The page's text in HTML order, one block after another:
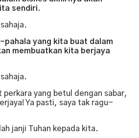
sendiri.
pahala yang kita buat dalam
membuatkan kita berjaya
perkara yang betul dengan sabar,
Ya pasti, saya tak ragu-
janji Tuhan kepada kita.